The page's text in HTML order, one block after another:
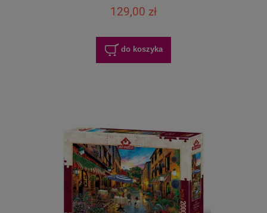
129,00 zł
do koszyka